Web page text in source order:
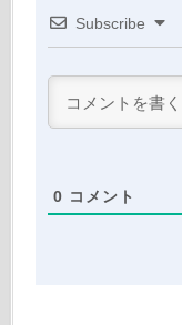
Subscribe
0 コメント